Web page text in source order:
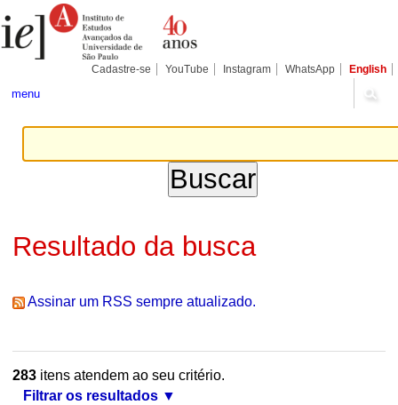
para
conteúdo.
Pessoais
Cadastre-se YouTube Instagram WhatsApp English
menu
Resultado da busca
Assinar um RSS sempre atualizado.
283itens atendem ao seu critério.
Filtrar os resultados